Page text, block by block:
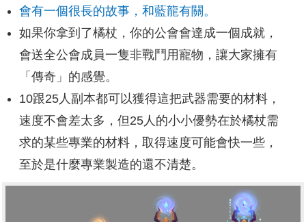
會有一個很長的故事，和藍龍有關。
如果你拿到了橘杖，你的公會會達成一個成就，
會送全公會成員一隻非戰鬥用寵物，讓大家擁有
「傳奇」的感覺。
10跟25人副本都可以獲得這把武器需要的材料，
速度不會差太多，但25人的小小優勢在於橘杖需
求的某些專業的材料，取得速度可能會快一些，
至於是什麼專業製造的還不清楚。